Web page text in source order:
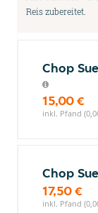
Reis zubereitet.
Chop
15,00 €
inkl. Pfand
Chop
17,50 €
inkl. Pfand